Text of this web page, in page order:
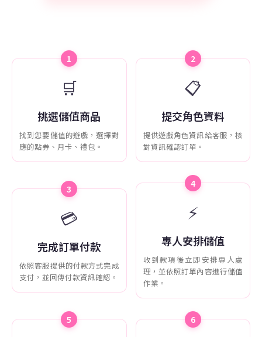
1
🛒
挑選儲值商品
找到您要儲值的遊戲，選擇對
應的點券、月卡、禮包。
2
📋
提交角色資料
提供遊戲角色資訊給客服，核
對資訊確認訂單。
3
💳
完成訂單付款
依照客服提供的付款方式完成
支付，並回傳付款資訊確認。
4
⚡
專人安排儲值
收到款項後立即安排專人處
理，並依照訂單內容進行儲值
作業。
5 6